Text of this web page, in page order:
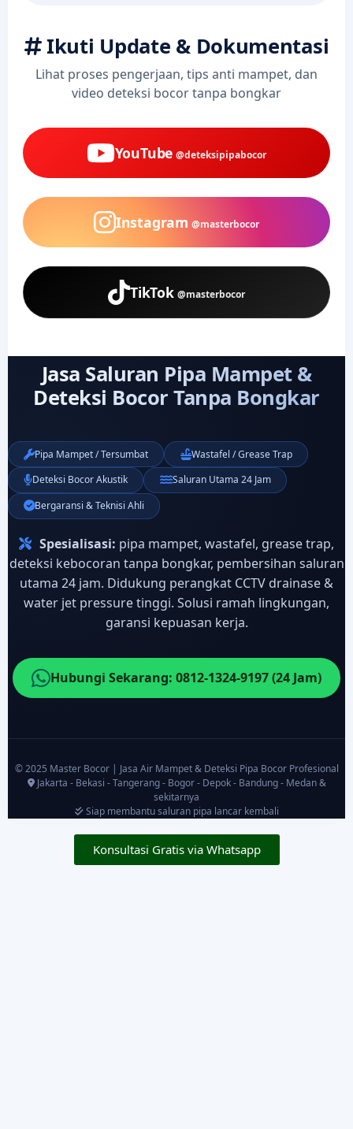
Ikuti Update & Dokumentasi
Lihat proses pengerjaan, tips anti mampet, dan
video deteksi bocor tanpa bongkar
YouTube @deteksipipabocor
Instagram @masterbocor
TikTok @masterbocor
Jasa Saluran Pipa Mampet &
Deteksi Bocor Tanpa Bongkar
Pipa Mampet / Tersumbat
Wastafel / Grease Trap
Deteksi Bocor Akustik
Saluran Utama 24 Jam
Bergaransi & Teknisi Ahli
Spesialisasi: pipa mampet, wastafel, grease trap,
deteksi kebocoran tanpa bongkar, pembersihan saluran
utama 24 jam. Didukung perangkat CCTV drainase &
water jet pressure tinggi. Solusi ramah lingkungan,
garansi kepuasan kerja.
Hubungi Sekarang: 0812-1324-9197 (24 Jam)
© 2025 Master Bocor | Jasa Air Mampet & Deteksi Pipa Bocor Profesional
Jakarta - Bekasi - Tangerang - Bogor - Depok - Bandung - Medan &
sekitarnya
Siap membantu saluran pipa lancar kembali
Konsultasi Gratis via Whatsapp